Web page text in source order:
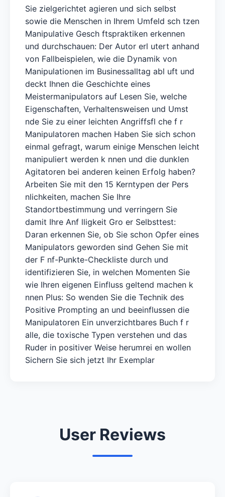
Sie zielgerichtet agieren und sich selbst
sowie die Menschen in Ihrem Umfeld sch tzen
Manipulative Gesch ftspraktiken erkennen
und durchschauen: Der Autor erl utert anhand
von Fallbeispielen, wie die Dynamik von
Manipulationen im Businessalltag abl uft und
deckt Ihnen die Geschichte eines
Meistermanipulators auf Lesen Sie, welche
Eigenschaften, Verhaltensweisen und Umst
nde Sie zu einer leichten Angriffsfl che f r
Manipulatoren machen Haben Sie sich schon
einmal gefragt, warum einige Menschen leicht
manipuliert werden k nnen und die dunklen
Agitatoren bei anderen keinen Erfolg haben?
Arbeiten Sie mit den 15 Kerntypen der Pers
nlichkeiten, machen Sie Ihre
Standortbestimmung und verringern Sie
damit Ihre Anf lligkeit Gro er Selbsttest:
Daran erkennen Sie, ob Sie schon Opfer eines
Manipulators geworden sind Gehen Sie mit
der F nf-Punkte-Checkliste durch und
identifizieren Sie, in welchen Momenten Sie
wie Ihren eigenen Einfluss geltend machen k
nnen Plus: So wenden Sie die Technik des
Positive Prompting an und beeinflussen die
Manipulatoren Ein unverzichtbares Buch f r
alle, die toxische Typen verstehen und das
Ruder in positiver Weise herumrei en wollen
Sichern Sie sich jetzt Ihr Exemplar
User Reviews